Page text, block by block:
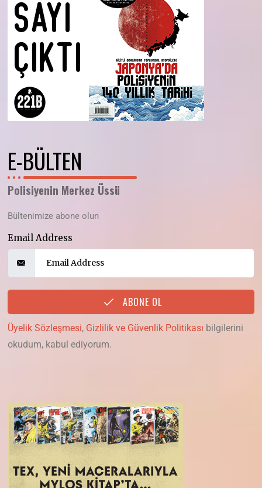
E-BÜLTEN
Polisiyenin Merkez Üssü
Bültenimize abone olun
Email Address
ABONE OL
Üyelik Sözleşmesi, Gizlilik ve Güvenlik Politikası bilgilerini
okudum, kabul ediyorum.